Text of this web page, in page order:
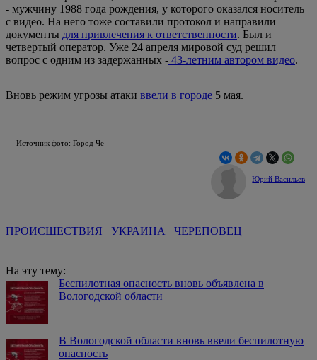
- мужчину 1988 года рождения, у которого оказался носитель
с видео. На него тоже составили протокол и направили
документы для привлечения к ответственности. Был и
четвертый оператор. Уже 24 апреля мировой суд решил
вопрос с одним из задержанных - 43-летним автором видео.
Вновь режим угрозы атаки ввели в городе 5 мая.
Источник фото: Город Че
Юрий Васильев
ПРОИСШЕСТВИЯ УКРАИНА ЧЕРЕПОВЕЦ
На эту тему:
Беспилотная опасность вновь объявлена в
Вологодской области
В Вологодской области вновь ввели беспилотную
опасность